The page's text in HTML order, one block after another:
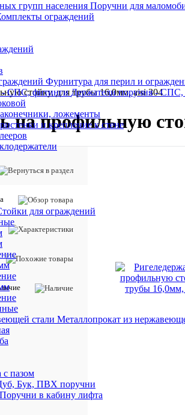
Поручни для
ограждений
Фурнитура для перил и
Держатели поручня - СПС,
ложементы
и крепление к стене
для ограждений
Металлопрокат из
с пазом
Бук, ПВХ поручни
Поручни в кабину лифта
стойку, для трубы 16,0мм, aisi 304
на профильную